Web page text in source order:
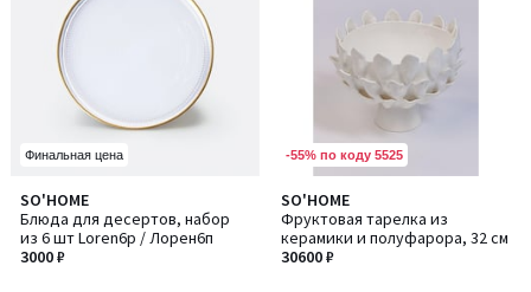
Финальная цена
SO'HOME
Блюда для десертов, набор
из 6 шт Loren6p / Лорен6п
3000 ₽
-55% по коду 5525
SO'HOME
Фруктовая тарелка из
керамики и полуфарора, 32 см
30600 ₽